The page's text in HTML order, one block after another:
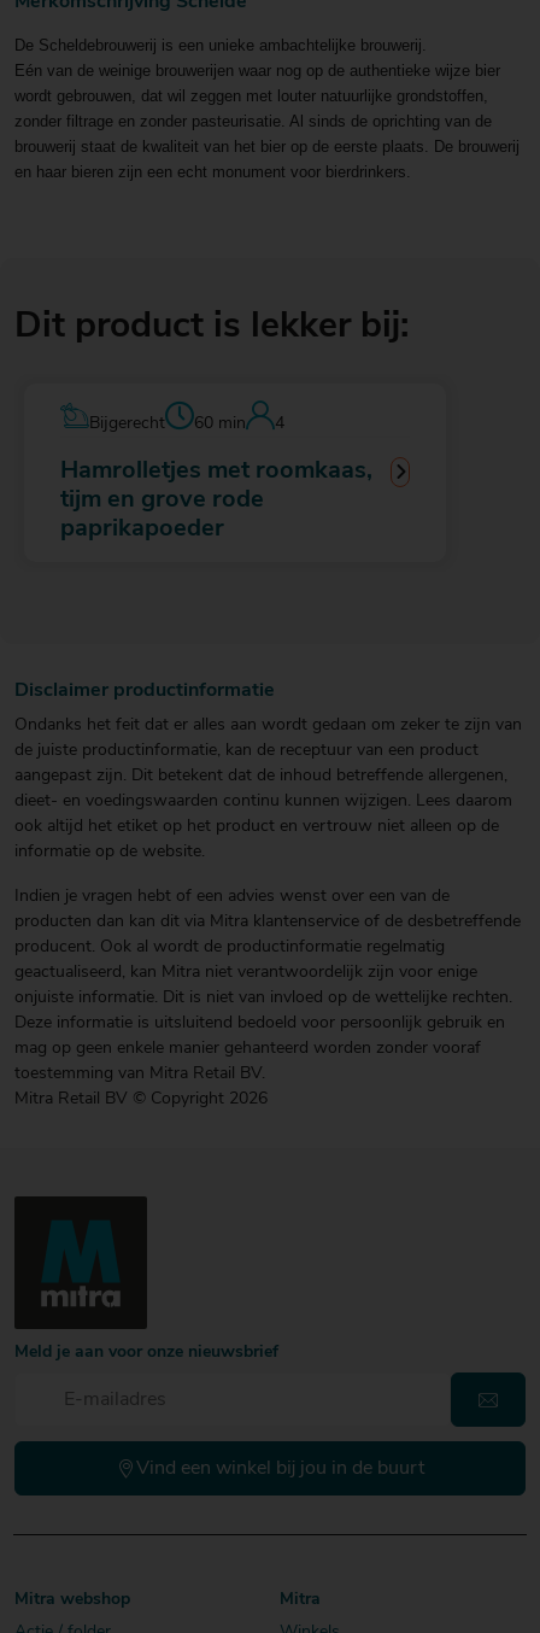
De Scheldebrouwerij is een unieke ambachtelijke brouwerij.
Eén van de weinige brouwerijen waar nog op de authentieke wijze bier
wordt gebrouwen, dat wil zeggen met louter natuurlijke grondstoffen,
zonder filtrage en zonder pasteurisatie. Al sinds de oprichting van de
brouwerij staat de kwaliteit van het bier op de eerste plaats. De brouwerij
en haar bieren zijn een echt monument voor bierdrinkers.
Dit product is lekker bij:
Bijgerecht 60 min 4
Hamrolletjes met roomkaas,
tijm en grove rode
paprikapoeder
Disclaimer productinformatie
Ondanks het feit dat er alles aan wordt gedaan om zeker te zijn van
de juiste productinformatie, kan de receptuur van een product
aangepast zijn. Dit betekent dat de inhoud betreffende allergenen,
dieet- en voedingswaarden continu kunnen wijzigen. Lees daarom
ook altijd het etiket op het product en vertrouw niet alleen op de
informatie op de website.
Indien je vragen hebt of een advies wenst over een van de
producten dan kan dit via Mitra klantenservice of de desbetreffende
producent. Ook al wordt de productinformatie regelmatig
geactualiseerd, kan Mitra niet verantwoordelijk zijn voor enige
onjuiste informatie. Dit is niet van invloed op de wettelijke rechten.
Deze informatie is uitsluitend bedoeld voor persoonlijk gebruik en
mag op geen enkele manier gehanteerd worden zonder vooraf
toestemming van Mitra Retail BV.
Mitra Retail BV © Copyright 2026
Meld je aan voor onze nieuwsbrief
Vind een winkel bij jou in de buurt
Mitra webshop
Mitra